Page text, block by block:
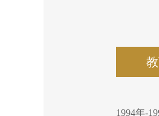
1994年-